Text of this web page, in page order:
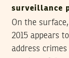
surveillance
On the
2015 appears
address